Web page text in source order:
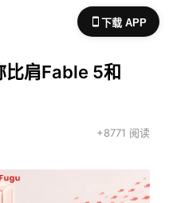
下载 APP
比肩Fable 5和
+8771 阅读